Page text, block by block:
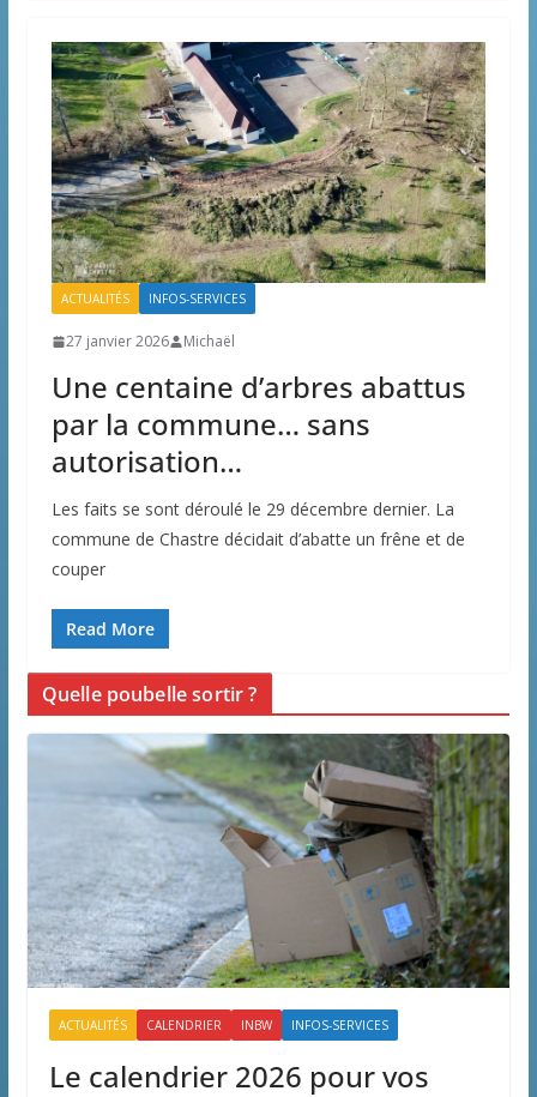
ACTUALITÉS INFOS-SERVICES
27 janvier 2026 Michaël
Une centaine d’arbres abattus
par la commune… sans
autorisation…
Les faits se sont déroulé le 29 décembre dernier. La
commune de Chastre décidait d’abatte un frêne et de
couper
Read More
Quelle poubelle sortir ?
ACTUALITÉS CALENDRIER INBW INFOS-SERVICES
Le calendrier 2026 pour vos